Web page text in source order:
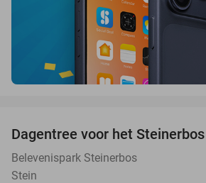
Dagentree voor het
Belevenispark Steinerbos
Stein